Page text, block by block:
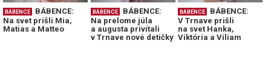
BÁBENCE
BÁBENCE:
Na svet prišli Mia,
Matias a Matteo
BÁBENCE
BÁBENCE:
Na prelome júla
a augusta privítali
v Trnave nové detičky
BÁBENCE
BÁBENCE:
V Trnave prišli
na svet Hanka,
Viktória a Viliam